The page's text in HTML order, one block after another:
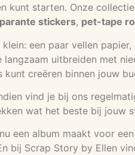
kunt starten. Onze
stickers, pet-tape
klein: een paar vellen
langzaam uitbreiden met
kunt creëren binnen jouw
vind je bij ons
wat het beste bij jouw
een album maakt voor
bij Scrap Story by Ellen